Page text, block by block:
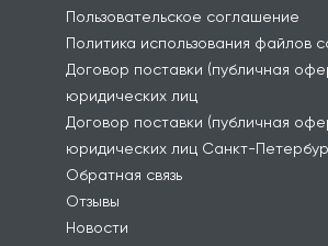
Пользовательское соглашение
Политика использования файлов
Договор поставки (публичная
юридических лиц
Договор поставки (публичная
юридических лиц Санкт-
Обратная связь
Отзывы
Новости